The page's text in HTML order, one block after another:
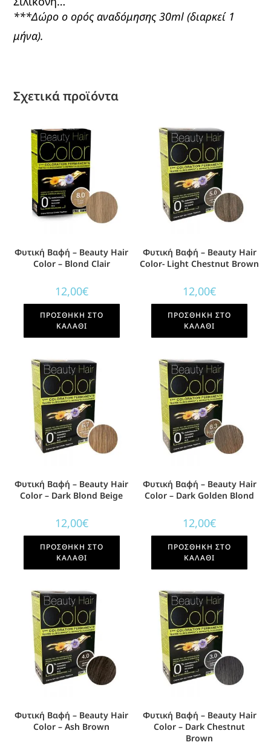
***Δώρο ο ορός αναδόμησης 30ml (διαρκεί 1
μήνα).
Σχετικά προϊόντα
Φυτική Βαφή – Beauty Hair
Color – Blond Clair
12,00€
ΠΡΟΣΘΉΚΗ ΣΤΟ
ΚΑΛΆΘΙ
Φυτική Βαφή – Beauty Hair
Color- Light Chestnut Brown
12,00€
ΠΡΟΣΘΉΚΗ ΣΤΟ
ΚΑΛΆΘΙ
Φυτική Βαφή – Beauty Hair
Color – Dark Blond Beige
12,00€
ΠΡΟΣΘΉΚΗ ΣΤΟ
ΚΑΛΆΘΙ
Φυτική Βαφή – Beauty Hair
Color – Dark Golden Blond
12,00€
ΠΡΟΣΘΉΚΗ ΣΤΟ
ΚΑΛΆΘΙ
Φυτική Βαφή – Beauty Hair
Color – Ash Brown
Φυτική Βαφή – Beauty Hair
Color – Dark Chestnut
Brown